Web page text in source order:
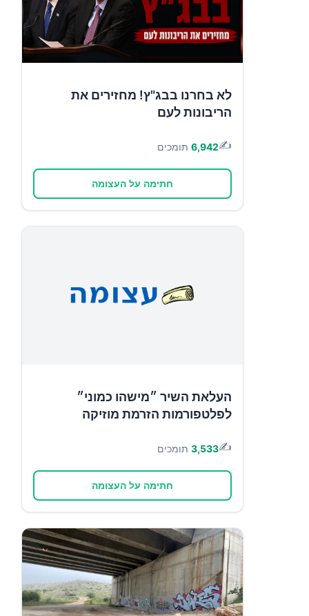
לא בחרנו בבג"ץ! מחזירים את
הריבונות לעם
✍️
6,942 תומכים
חתימה על העצומה
העלאת השיר ״מישהו כמוני״
לפלטפורמות הזרמת מוזיקה
✍️
3,533 תומכים
חתימה על העצומה